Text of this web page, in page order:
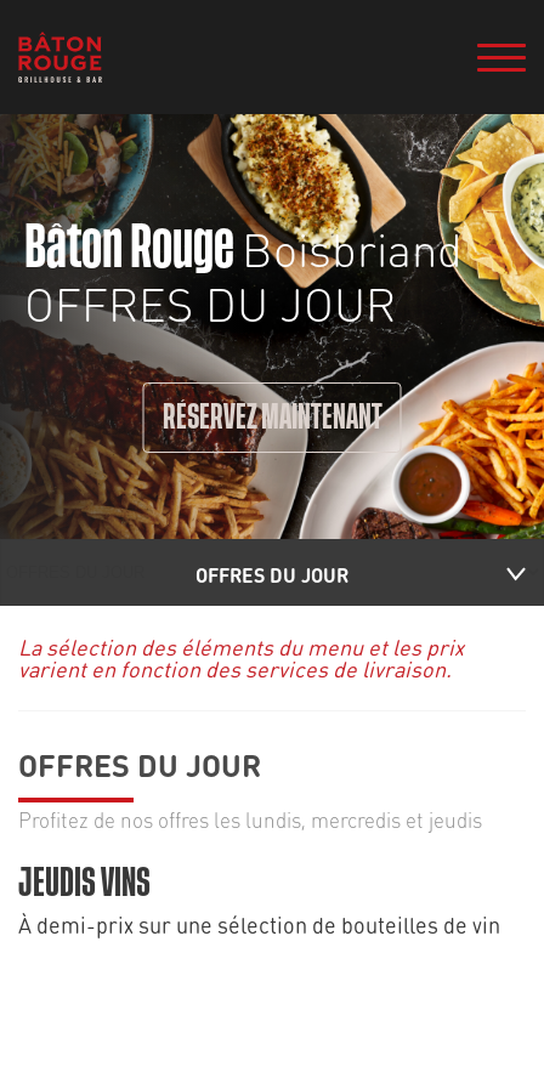
Bâton Rouge Boisbriand
OFFRES DU JOUR
RÉSERVEZ MAINTENANT
OFFRES DU JOUR
La sélection des éléments du menu et les prix
varient en fonction des services de livraison.
OFFRES DU JOUR
Profitez de nos offres les lundis, mercredis et jeudis
JEUDIS VINS
À demi-prix sur une sélection de bouteilles de vin